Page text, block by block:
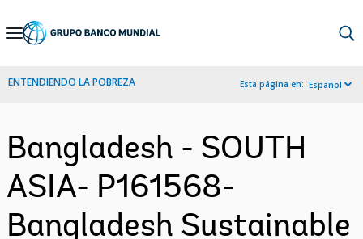
Skip
Navigation
ENTENDIENDO LA POBREZA Esta página en: Español
Bangladesh - SOUTH
ASIA- P161568-
Bangladesh Sustainable